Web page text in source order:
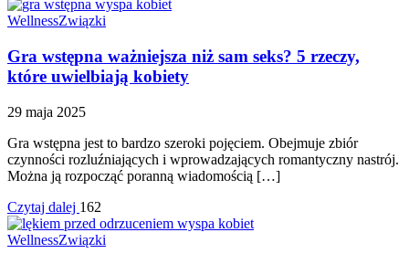
WellnessZwiązki
Gra wstępna ważniejsza niż sam seks? 5 rzeczy,
które uwielbiają kobiety
29 maja 2025
Gra wstępna jest to bardzo szeroki pojęciem. Obejmuje zbiór
czynności rozluźniających i wprowadzających romantyczny nastrój.
Można ją rozpocząć poranną wiadomością […]
Czytaj dalej 162
WellnessZwiązki